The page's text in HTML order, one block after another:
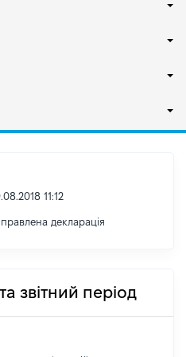
11:12
декларація
звітний період